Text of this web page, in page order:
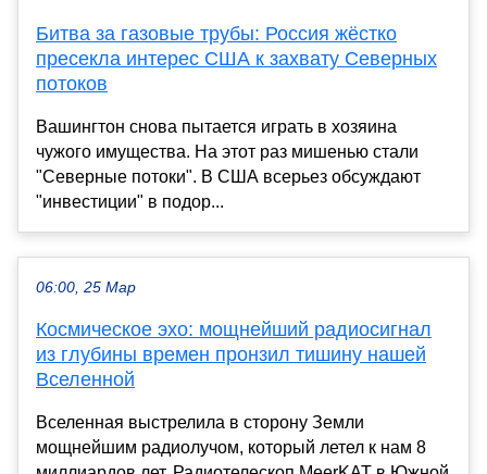
Битва за газовые трубы: Россия жёстко
пресекла интерес США к захвату Северных
потоков
Вашингтон снова пытается играть в хозяина
чужого имущества. На этот раз мишенью стали
"Северные потоки". В США всерьез обсуждают
"инвестиции" в подор...
06:00, 25 Мар
Космическое эхо: мощнейший радиосигнал
из глубины времен пронзил тишину нашей
Вселенной
Вселенная выстрелила в сторону Земли
мощнейшим радиолучом, который летел к нам 8